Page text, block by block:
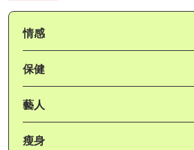
情感
保健
藝人
瘦身